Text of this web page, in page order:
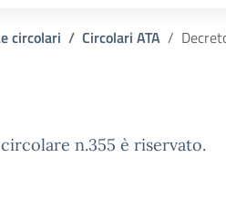
circolari Circolari ATA
n.355 è riservato.